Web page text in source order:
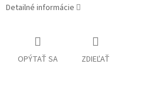
Detailné informácie
OPÝTAŤ SA ZDIEĽAŤ